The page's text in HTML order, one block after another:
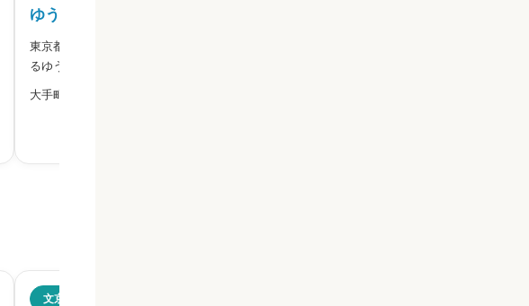
ゆうてまち保育園
東京都千代田区にある事業所内保育所に分類され
るゆうてまち保育園の良いクチコミ・悪いクチコ
大手町駅から徒歩約1分
文京区